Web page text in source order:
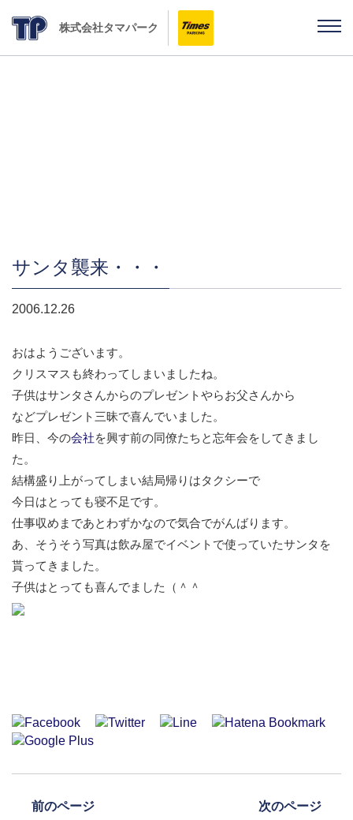
株式会社タマパーク
サンタ襲来・・・
2006.12.26
おはようございます。
クリスマスも終わってしまいましたね。
子供はサンタさんからのプレゼントやらお父さんから
などプレゼント三昧で喜んでいました。
昨日、今の会社を興す前の同僚たちと忘年会をしてきまし
た。
結構盛り上がってしまい結局帰りはタクシーで
今日はとっても寝不足です。
仕事収めまであとわずかなので気合でがんばります。
あ、そうそう写真は飲み屋でイベントで使っていたサンタを
貰ってきました。
子供はとっても喜んでました（＾＾
前のページ 次のページ